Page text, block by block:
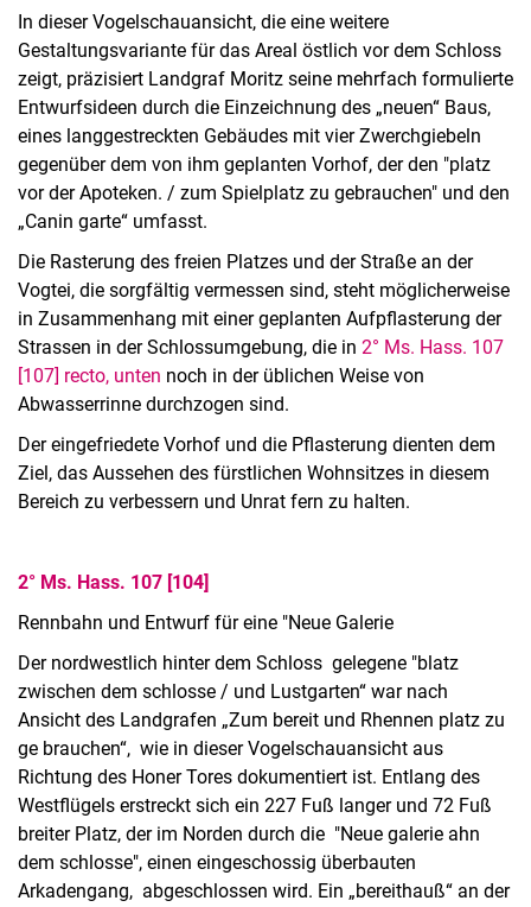
In dieser Vogelschauansicht, die eine weitere
Gestaltungsvariante für das Areal östlich vor dem Schloss
zeigt, präzisiert Landgraf Moritz seine mehrfach formulierte
Entwurfsideen durch die Einzeichnung des „neuen“ Baus,
eines langgestreckten Gebäudes mit vier Zwerchgiebeln
gegenüber dem von ihm geplanten Vorhof, der den "platz
vor der Apoteken. / zum Spielplatz zu gebrauchen" und den
„Canin garte“ umfasst.
Die Rasterung des freien Platzes und der Straße an der
Vogtei, die sorgfältig vermessen sind, steht möglicherweise
in Zusammenhang mit einer geplanten Aufpflasterung der
Strassen in der Schlossumgebung, die in 2° Ms. Hass. 107
[107] recto, unten noch in der üblichen Weise von
Abwasserrinne durchzogen sind.
Der eingefriedete Vorhof und die Pflasterung dienten dem
Ziel, das Aussehen des fürstlichen Wohnsitzes in diesem
Bereich zu verbessern und Unrat fern zu halten.
2° Ms. Hass. 107 [104]
Rennbahn und Entwurf für eine "Neue Galerie
Der nordwestlich hinter dem Schloss gelegene "blatz
zwischen dem schlosse / und Lustgarten“ war nach
Ansicht des Landgrafen „Zum bereit und Rhennen platz zu
ge brauchen“, wie in dieser Vogelschauansicht aus
Richtung des Honer Tores dokumentiert ist. Entlang des
Westflügels erstreckt sich ein 227 Fuß langer und 72 Fuß
breiter Platz, der im Norden durch die "Neue galerie ahn
dem schlosse", einen eingeschossig überbauten
Arkadengang, abgeschlossen wird. Ein „bereithauß“ an der